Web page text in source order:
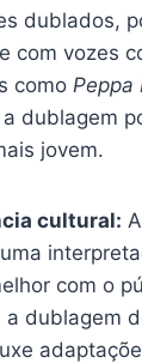
dublados,
com vozes
como Peppa
dublagem
jovem.
cultural:
com o
a dublagem